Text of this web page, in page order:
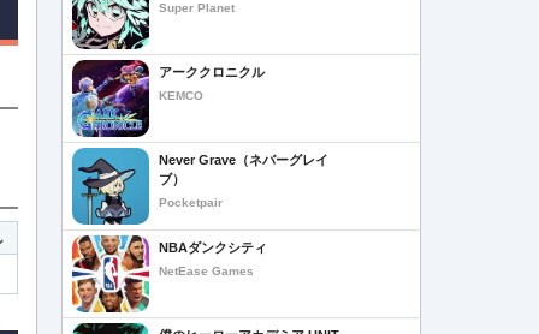
Super Planet
アーククロニクル
KEMCO
Never Grave（ネバーグレイ
ブ）
Pocketpair
NBAダンクシティ
NetEase Games